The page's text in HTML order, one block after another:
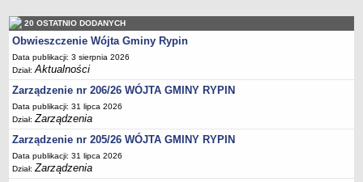
Tabela informacyjna
Czas pracy urzędu
Nr konta bankowego, NIP, REGON
Pracownicy urzędu - urząd gminy
Pracownicy urzędu - baza magazynowo - warsztatowa
Kompetencje referatów
Regulamin organizacyjny
Regulamin naboru na wolne stanowiska urzędnicze
20 OSTATNIO DODANYCH
Obwieszczenie Wójta Gminy Rypin
Data publikacji: 3 sierpnia 2026
Dział:Aktualności
Zarządzenie nr 206/26 WÓJTA GMINY RYPIN
Data publikacji: 31 lipca 2026
Dział:Zarządzenia
Zarządzenie nr 205/26 WÓJTA GMINY RYPIN
Data publikacji: 31 lipca 2026
Dział:Zarządzenia